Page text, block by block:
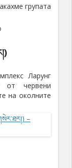
групата
Ларунг
от червени
на околните